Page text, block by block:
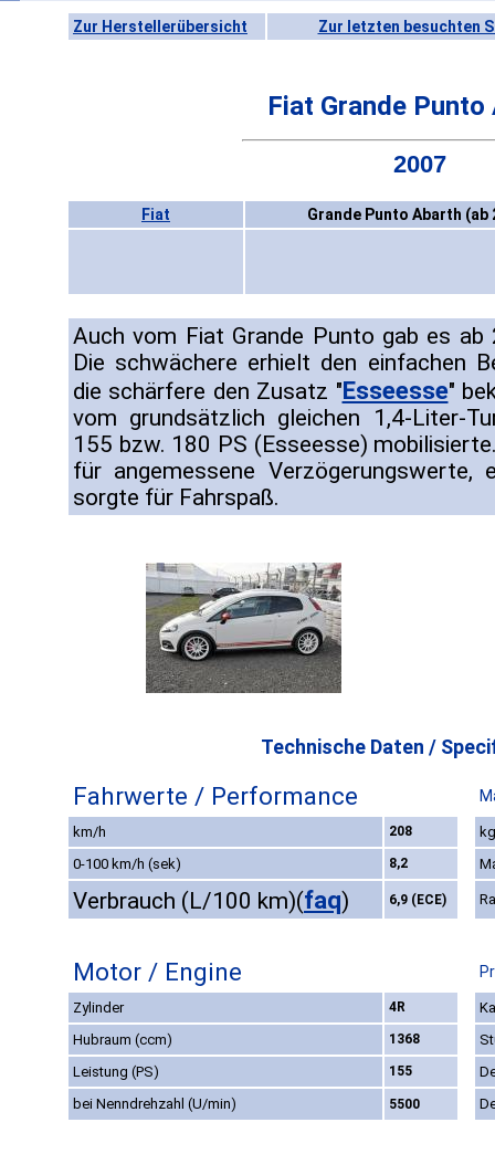
Zur Herstellerübersicht Zur letzten besuchten
Fiat Grande Punto
2007
Fiat Grande Punto Abarth (ab
Auch vom Fiat Grande Punto gab es
Die schwächere erhielt den einfachen
die schärfere den Zusatz "Esseesse"
vom grundsätzlich gleichen 1,4-Liter-
155 bzw. 180 PS (Esseesse)
für angemessene Verzögerungswerte,
sorgte für Fahrspaß.
Technische Daten /
Fahrwerte / Performance
km/h 208
0-100 km/h (sek)
8,2
Verbrauch (L/100 km)(faq) 6,9 (ECE)
Motor / Engine
Zylinder 4R
Hubraum (ccm)
1368
Leistung (PS)
155
bei Nenndrehzahl (U/min)
5500